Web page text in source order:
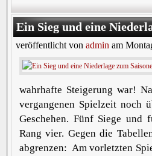
Ein Sieg und eine
veröffentlicht von admin am
wahrhafte Steigerung war!
vergangenen Spielzeit noch
Geschehen. Fünf Siege und
Rang vier. Gegen die
abgrenzen: Am vorletzten